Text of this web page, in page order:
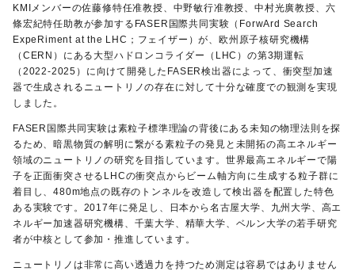
KMIメンバーの佐藤修特任准教授、中野敏行准教授、中村光廣教授、六
條宏紀特任助教が参加するFASER国際共同実験（ForwArd Search
ExpeRiment at the LHC；フェイザー）が、欧州原子核研究機構
（CERN）にある大型ハドロンコライダー（LHC）の第3期運転
（2022-2025）に向けて開発したFASER検出器によって、衝突型加速
器で生成されるニュートリノの存在に対して十分な確度での観測を実現
しました。
FASER国際共同実験は素粒子標準理論の背後にある未知の物理法則を探
るため、暗黒物質の解明に繋がる素粒子の発見と未開拓の高エネルギー
領域のニュートリノの研究を目指しています。世界最高エネルギーで陽
子を正面衝突させるLHCの衝突点からビーム軸方向に生成する粒子群に
着目し、480m地点の既存のトンネルを改造して検出器を配置した特色
ある実験です。2017年に発足し、日本から名古屋大学、九州大学、高エ
ネルギー加速器研究機構、千葉大学、精華大学、ベルン大学の若手研究
者が中核として参加・推進しています。
ニュートリノは非常に高い透過力を持つため測定は容易ではありません